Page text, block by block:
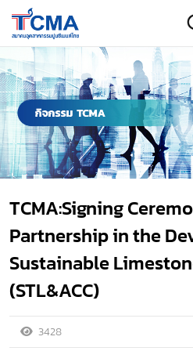
TCMA:Signing
Partnership in the
Sustainable
(STL&ACC)
3428